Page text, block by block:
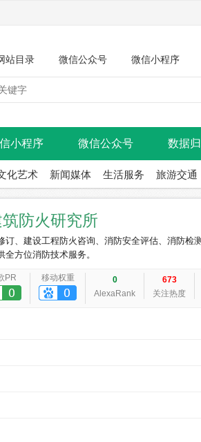
站目录 微信公众号 微信小程序
小程序 微信公众号 数据
化艺术 新闻媒体 生活服务 旅游交通
防火研究所
订、建设工程防火咨询、消防安全评估、消防检
方位消防技术服务。
PR 移动权重
0
AlexaRank
673
关注热度